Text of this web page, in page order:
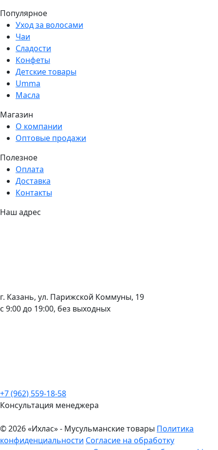
Популярное
Уход за волосами
Чаи
Сладости
Конфеты
Детские товары
Umma
Масла
Магазин
О компании
Оптовые продажи
Полезное
Оплата
Доставка
Контакты
Наш адрес
г. Казань, ул. Парижской Коммуны, 19
с 9:00 до 19:00, без выходных
+7 (962) 559-18-58
Консультация менеджера
© 2026 «Ихлас» - Мусульманские товары Политика
конфиденциальности Согласие на обработку